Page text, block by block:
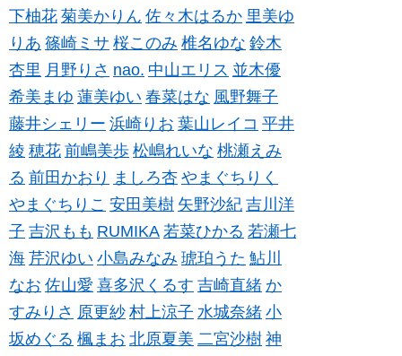
下柚花 菊美かりん 佐々木はるか 里美ゆ
りあ 篠崎ミサ 桜このみ 椎名ゆな 鈴木
杏里 月野りさ nao. 中山エリス 並木優
希美まゆ 蓮美ゆい 春菜はな 風野舞子
藤井シェリー 浜崎りお 葉山レイコ 平井
綾 穂花 前嶋美歩 松嶋れいな 桃瀬えみ
る 前田かおり ましろ杏 やまぐちりく
やまぐちりこ 安田美樹 矢野沙紀 吉川洋
子 吉沢もも RUMIKA 若菜ひかる 若瀬七
海 芹沢ゆい 小島みなみ 琥珀うた 鮎川
なお 佐山愛 喜多沢くるす 吉崎直緒 か
すみりさ 原更紗 村上涼子 水城奈緒 小
坂めぐる 楓まお 北原夏美 二宮沙樹 神